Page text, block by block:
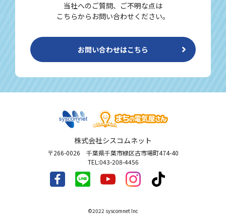
当社へのご質問、ご不明な点は
こちらからお問い合わせください。
お問い合わせはこちら
株式会社シスコムネット
〒266-0026 千葉県千葉市緑区古市場町474-40
TEL:043-208-4456
©︎2022 syscomnet Inc